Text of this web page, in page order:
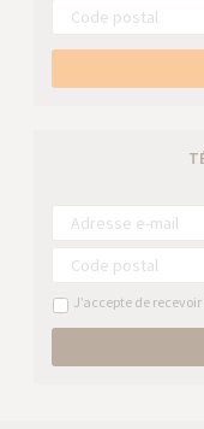
J’accepte de